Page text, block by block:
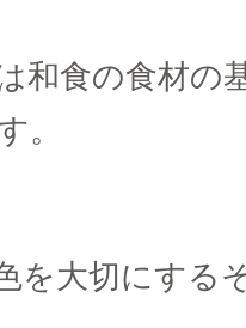
和食の食材の
。
を大切にする